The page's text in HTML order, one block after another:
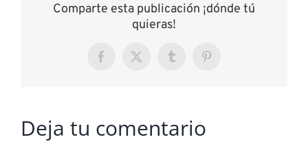
Comparte esta publicación ¡dónde tú
quieras!
Facebook
X TumblrPinterest
Deja tu comentario